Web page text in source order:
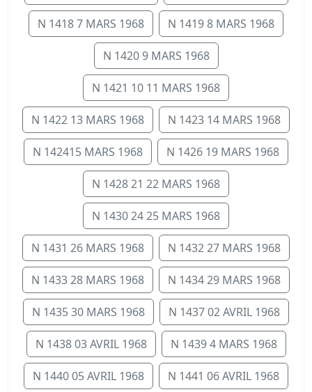
N 1418 7 MARS 1968 N 1419 8 MARS 1968
N 1420 9 MARS 1968
N 1421 10 11 MARS 1968
N 1422 13 MARS 1968 N 1423 14 MARS 1968
N 142415 MARS 1968 N 1426 19 MARS 1968
N 1428 21 22 MARS 1968
N 1430 24 25 MARS 1968
N 1431 26 MARS 1968 N 1432 27 MARS 1968
N 1433 28 MARS 1968 N 1434 29 MARS 1968
N 1435 30 MARS 1968 N 1437 02 AVRIL 1968
N 1438 03 AVRIL 1968 N 1439 4 MARS 1968
N 1440 05 AVRIL 1968 N 1441 06 AVRIL 1968